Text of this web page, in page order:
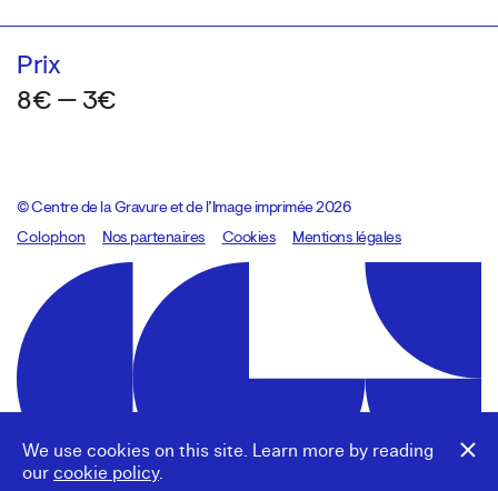
We use cookies on this site. Learn more by reading
our cookie policy.
Prix
8€ — 3€
© Centre de la Gravure et de l’Image imprimée 2026
Colophon
Design:Marcel Kaczmarek, code:8080.studio
Nos partenaires Cookies Mentions légales